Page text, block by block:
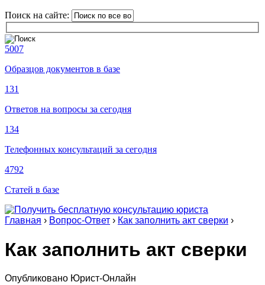
Поиск на сайте:
5007
Образцов документов в базе
131
Ответов на вопросы за сегодня
134
Телефонных консультаций за сегодня
4792
Статей в базе
Главная › Вопрос-Ответ › Как заполнить акт сверки ›
Как заполнить акт сверки
Опубликовано Юрист-Онлайн